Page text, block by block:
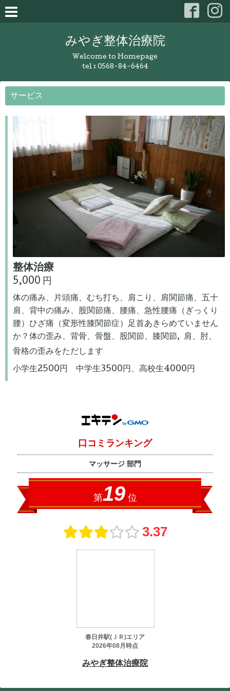
みやぎ整体治療院
Welcome to Homepage
tel : 0568-84-6464
サービス
整体治療
5,000 円
体の痛み、片頭痛、むち打ち、肩こり、肩関節痛、五十
肩、背中の痛み、股関節痛、腰痛、急性腰痛（ぎっくり
腰）ひざ痛（変形性膝関節症）足首あきらめていません
か？体の歪み、背骨、骨盤、股関節、膝関節, 肩、肘、
骨格の歪みをただします
小学生2500円 中学生3500円、高校生4000円